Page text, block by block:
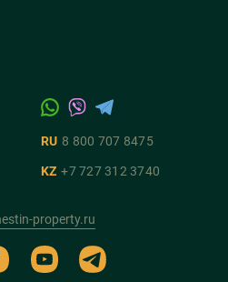
RU 8 800 707 8475
KZ +7 727 312 3740
property.ru